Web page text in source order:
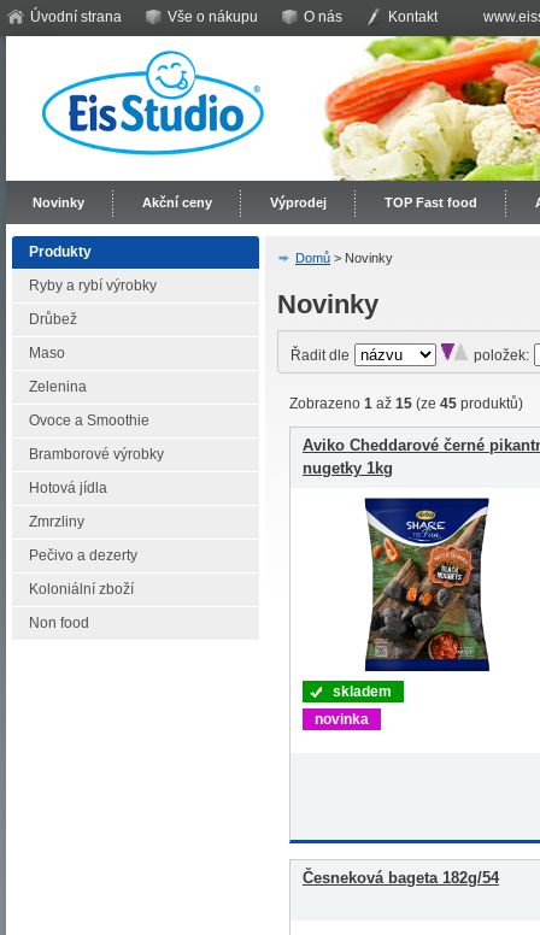
Úvodní strana Vše o nákupu O nás Kontakt
Novinky Akční ceny Výprodej TOP Fast food
Produkty
Ryby a rybí výrobky
Drůbež
Maso
Zelenina
Ovoce a Smoothie
Bramborové výrobky
Hotová jídla
Zmrzliny
Pečivo a dezerty
Koloniální zboží
Non food
Domů > Novinky
Novinky
Řadit dle položek:
Zobrazeno 1 až 15 (ze 45 produktů)
Aviko Cheddarové černé
nugetky 1kg
skladem
novinka
Česneková bageta 182g/54